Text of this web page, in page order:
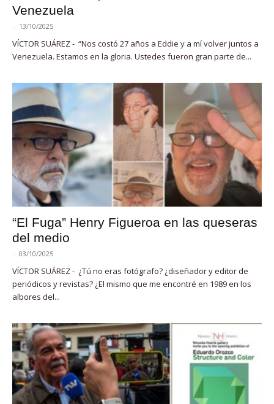
Venezuela
- 13/10/2025
VÍCTOR SUÁREZ - “Nos costó 27 años a Eddie y a mí volver juntos a
Venezuela. Estamos en la gloria. Ustedes fueron gran parte de...
“El Fuga” Henry Figueroa en las queseras
del medio
- 03/10/2025
VÍCTOR SUÁREZ - ¿Tú no eras fotógrafo? ¿diseñador y editor de
periódicos y revistas? ¿El mismo que me encontré en 1989 en los
albores del...